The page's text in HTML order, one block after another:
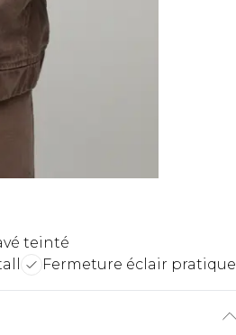
teinté
Fermeture éclair pratique